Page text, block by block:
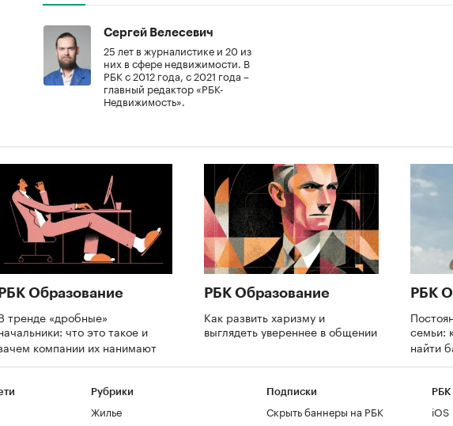
Сергей Велесевич
25 лет в журналистике и 20 из
них в сфере недвижимости. В
РБК с 2012 года, с 2021 года –
главный редактор «РБК-
Недвижимость».
РБК Образование
тренде «дробные»
что это такое и
компании их нанимают
РБК Образование
Как развить харизму и
выглядеть увереннее в общении
РБК
семьи:
найти
Рубрики
Жилье
Подписки
Скрыть баннеры на РБК
РБК
iOS